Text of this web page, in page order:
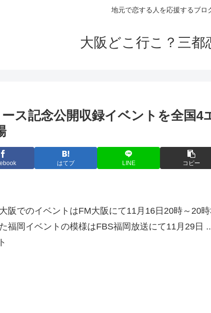
地元で恋する人を応援するブロ
大阪どこ行こ？三都
ス記念公開収録イベント を全国4
はてブ LINE コピー
阪でのイベントはFM大阪にて11月16日20時～20
福岡イベントの模様はFBS福岡放送にて11月29日